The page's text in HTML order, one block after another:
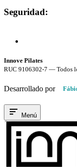
Seguridad:
Innove Pilates
RUC 9106302-7 — Todos
Desarrollado por
Menú